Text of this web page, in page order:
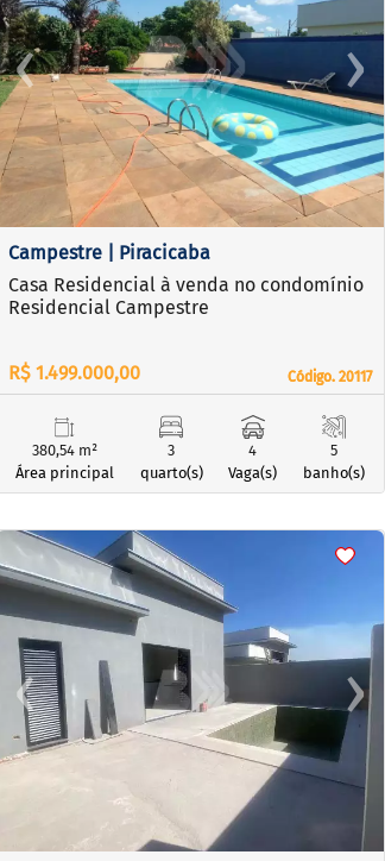
‹Previous ›Next
Campestre | Piracicaba
Código. 20117
Código. 20117
Casa Residencial à venda no condomínio
Residencial Campestre
R$ 1.499.000,00
380,54 m²
Área principal
3
quarto(s)
4
Vaga(s)
5
banho(s)
<<<
‹
Previous ›Next